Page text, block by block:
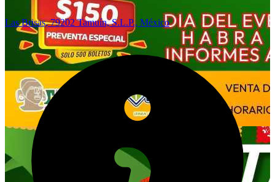
Las Brisas, 79202 Tamuín, S.L.P., México